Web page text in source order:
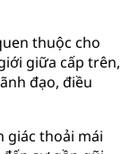
thuộc cho
giữa cấp trên,
đạo, điều
giác thoải mái